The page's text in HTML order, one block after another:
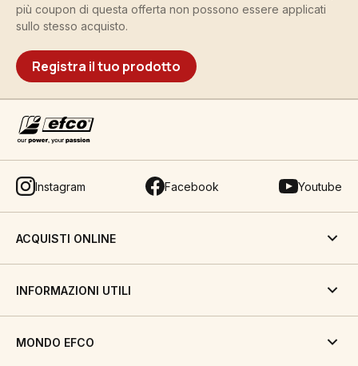
più coupon di questa offerta non possono essere applicati
sullo stesso acquisto.
Registra il tuo prodotto
Instagram Facebook Youtube
ACQUISTI ONLINE
INFORMAZIONI UTILI
MONDO EFCO